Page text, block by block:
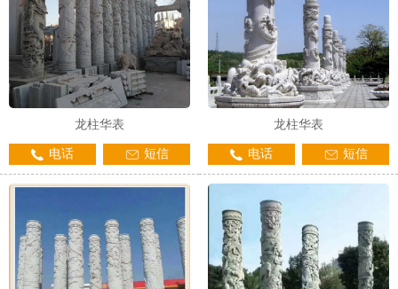
龙柱华表
电话 短信
龙柱华表
电话 短信